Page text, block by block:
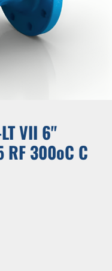
VII 6"
RF 300oC C